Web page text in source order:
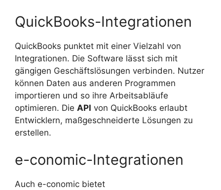
QuickBooks-Integrationen
QuickBooks punktet mit einer Vielzahl von
Integrationen. Die Software lässt sich mit
gängigen Geschäftslösungen verbinden. Nutzer
können Daten aus anderen Programmen
importieren und so ihre Arbeitsabläufe
optimieren. Die API von QuickBooks erlaubt
Entwicklern, maßgeschneiderte Lösungen zu
erstellen.
e-conomic-Integrationen
Auch e-conomic bietet